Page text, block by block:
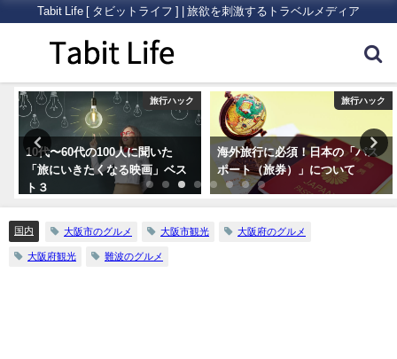
Tabit Life [ タビットライフ ] | 旅欲を刺激するトラベルメディア
旅行ハック
10代〜60代の100人に聞いた
「旅にいきたくなる映画」ベス
ト３
旅行ハック
海外旅行に必須！日本の「パス
ポート（旅券）」について
国内 大阪市のグルメ 大阪市観光 大阪府のグルメ
大阪府観光 難波のグルメ